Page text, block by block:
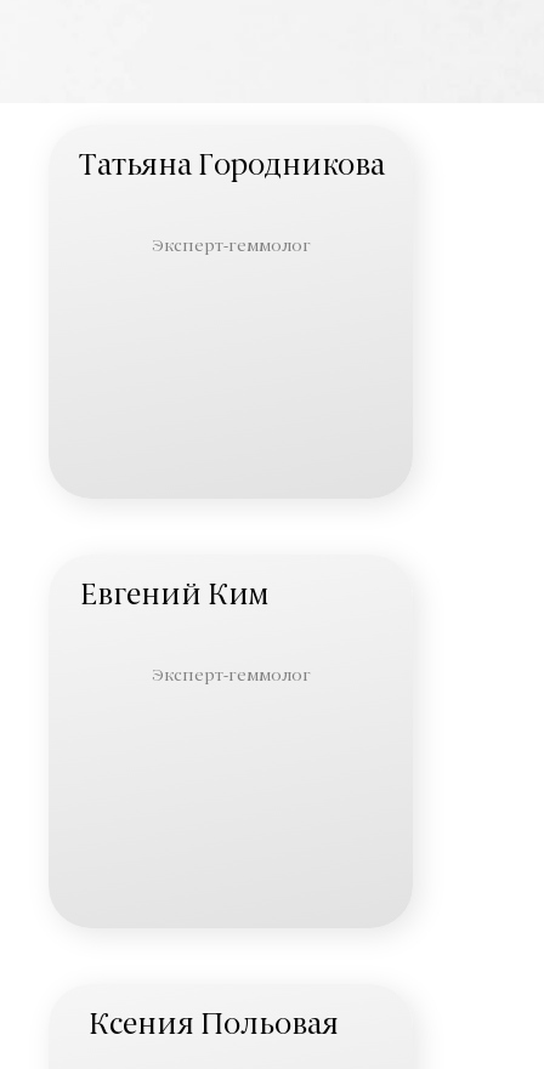
Татьяна Городникова
Эксперт-геммолог
Евгений Ким
Эксперт-геммолог
Ксения Польовая